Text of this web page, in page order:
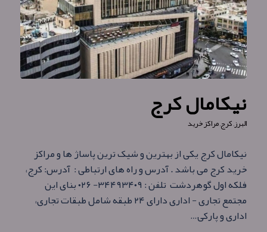
نیکامال کرج
البرز,کرج,مراکز خرید
نیکامال کرج یکی از بهترین و شیک ترین پاساژ ها و مراکز
خرید کرج می باشد . آدرس و راه های ارتباطی : آدرس: کرج،
فلکه اول گوهردشت تلفن : ۳۴۴۹۳۴۰۹- ۰۲۶ بنای این
مجتمع تجاری - اداری دارای ۲۴ طبقه شامل طبقات تجاری،
اداری و پارکی…